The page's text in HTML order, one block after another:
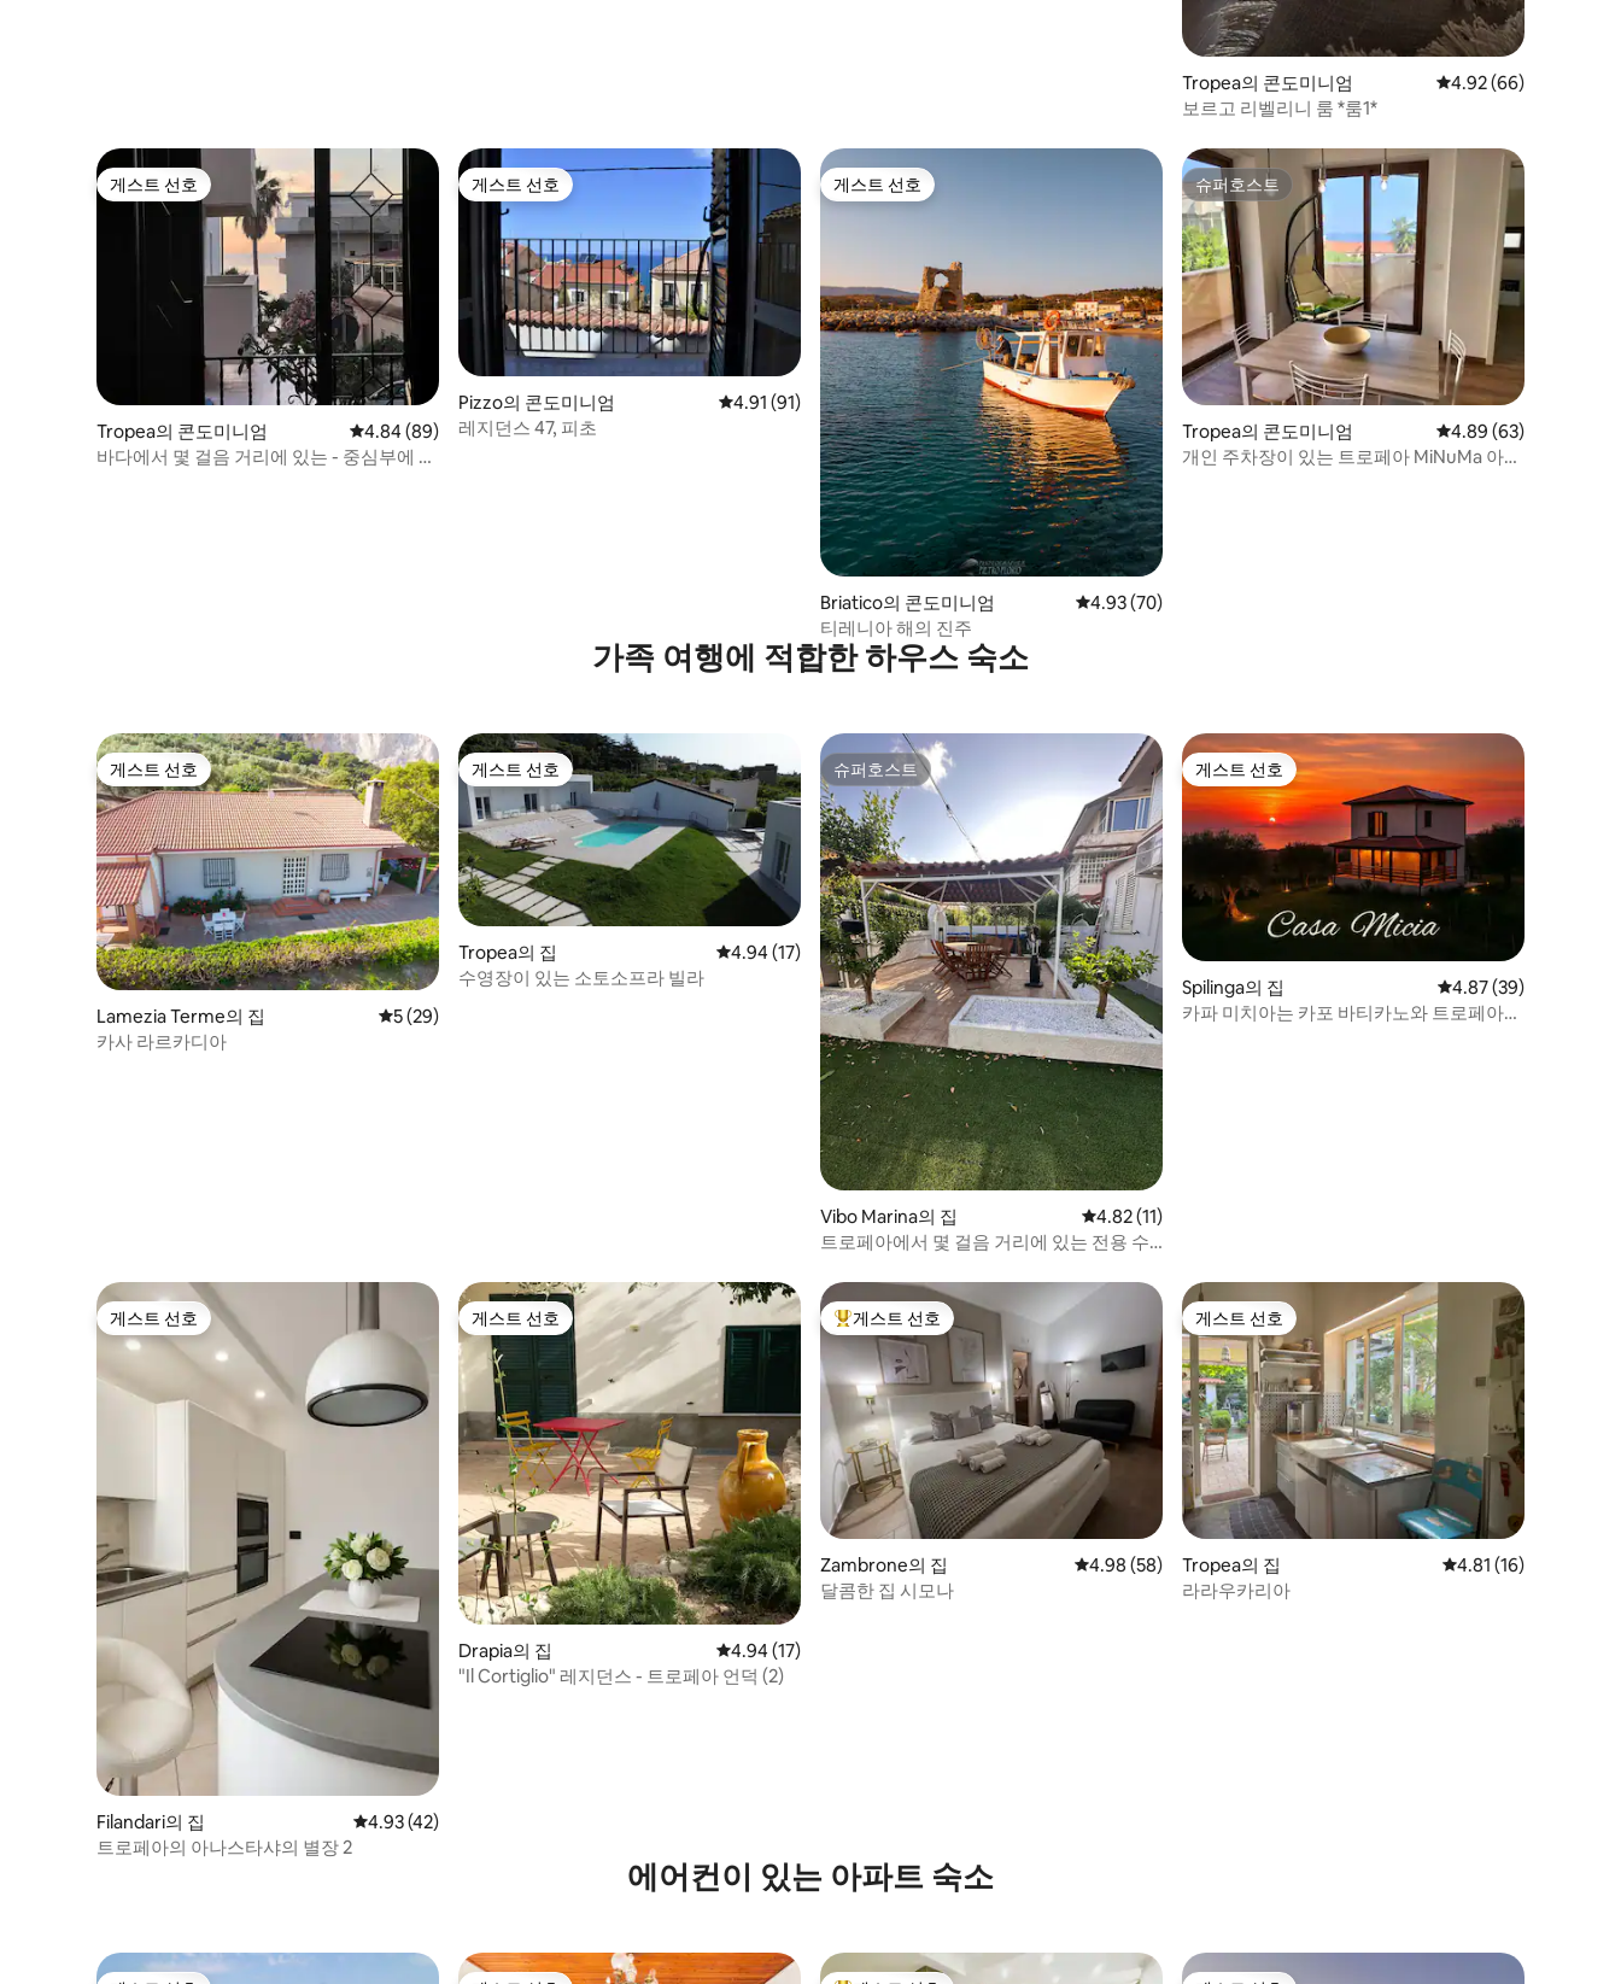
Tropea의 콘도미니엄 평점 4.92점(5점 만점),
4.92 (66)
보르고 리벨리니 룸 *룸1*
게스트 선호
게스트 선호
Tropea의 콘도미니엄 평점 4.84점(5점 만점), 후기 89개
4.84 (89)
바다에서 몇 걸음 거리에 있는 - 중심부에 위
게스트 선호
게스트 선호
Pizzo의 콘도미니엄 평점 4.91점(5점 만점), 후기 91개
4.91 (91)
레지던스 47, 피초
게스트 선호
게스트 선호
Briatico의 콘도미니엄 평점 4.93점(5점 만점), 후기 70개
4.93 (70)
티레니아 해의 진주
슈퍼호스트
슈퍼호스트
Tropea의 콘도미니엄 평점 4.89점(5점 만점),
4.89 (63)
개인 주차장이 있는 트로페아 MiNuMa 아파
가족 여행에 적합한 하우스 숙소
게스트 선호
게스트 선호
Lamezia Terme의 집 평점 5점(5점 만점), 후기 29개
5 (29)
카사 라르카디아
게스트 선호
게스트 선호
Tropea의 집 평점 4.94점(5점 만점), 후기 17개
4.94 (17)
수영장이 있는 소토소프라 빌라
슈퍼호스트
슈퍼호스트
Vibo Marina의 집 평점 4.82점(5점 만점), 후기 11개
4.82 (11)
트로페아에서 몇 걸음 거리에 있는 전용 수
게스트 선호
게스트 선호
Spilinga의 집 평점 4.87점(5점 만점),
4.87 (39)
카파 미치아는 카포 바티카노와 트로페아에
게스트 선호
게스트 선호
Filandari의 집 평점 4.93점(5점 만점), 후기 42개
4.93 (42)
트로페아의 아나스타샤의 별장 2
게스트 선호
게스트 선호
Drapia의 집 평점 4.94점(5점 만점), 후기 17개
4.94 (17)
"Il Cortiglio" 레지던스 - 트로페아 언덕 (2)
상위 게스트 선호
게스트 선호
Zambrone의 집 평점 4.98점(5점 만점), 후기 58개
4.98 (58)
달콤한 집 시모나
게스트 선호
게스트 선호
Tropea의 집 평점 4.81점(5점 만점
4.81 (16)
라라우카리아
에어컨이 있는 아파트 숙소